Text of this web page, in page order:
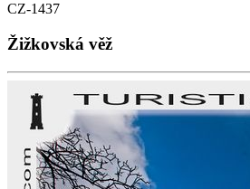
CZ-1437
Žižkovská věž